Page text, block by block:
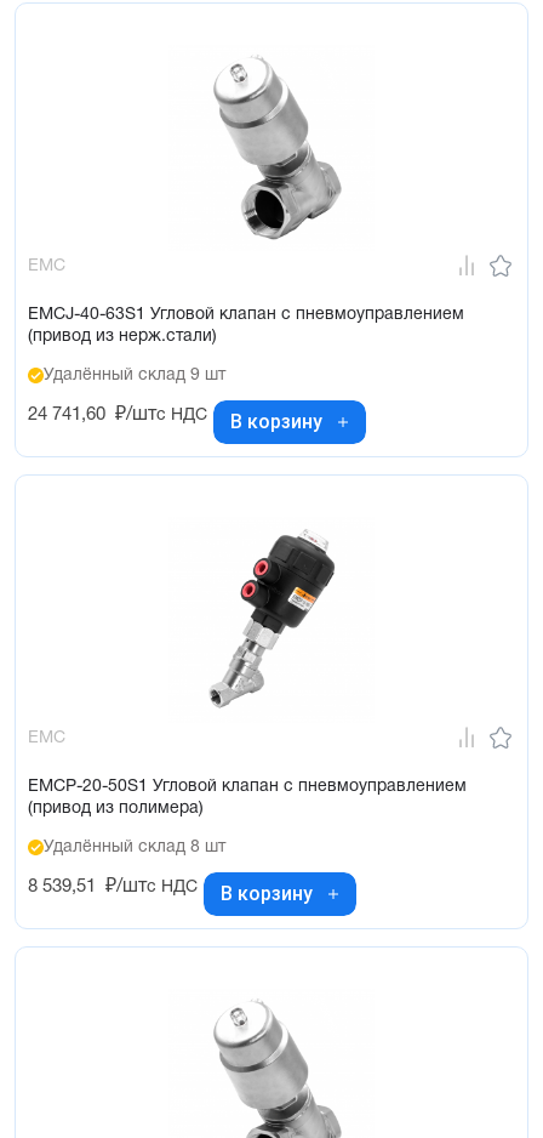
EMC
EMCJ-40-63S1 Угловой клапан с пневмоуправлением
(привод из нерж.стали)
Удалённый склад 9 шт
24 741,60 ₽/штс НДС В корзину
EMC
EMCP-20-50S1 Угловой клапан с пневмоуправлением
(привод из полимера)
Удалённый склад 8 шт
8 539,51 ₽/штс НДС В корзину